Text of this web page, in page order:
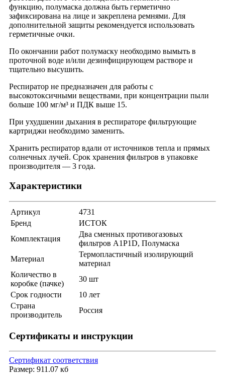
функцию, полумаска должна быть герметично
зафиксирована на лице и закреплена ремнями. Для
дополнительной защиты рекомендуется использовать
герметичные очки.
По окончании работ полумаску необходимо вымыть в
проточной воде и/или дезинфицирующем растворе и
тщательно высушить.
Респиратор не предназначен для работы с
высокотоксичными веществами, при концентрации пыли
больше 100 мг/м³ и ПДК выше 15.
При ухудшении дыхания в респираторе фильтрующие
картриджи необходимо заменить.
Хранить респиратор вдали от источников тепла и прямых
солнечных лучей. Срок хранения фильтров в упаковке
производителя — 3 года.
Характеристики
Артикул
4731
Бренд
ИСТОК
Комплектация
Два сменных противогазовых
фильтров A1P1D, Полумаска
Материал
Термопластичный изолирующий
материал
Количество в
коробке (пачке)
30 шт
Срок годности
10 лет
Страна
производитель
Россия
Сертификаты и инструкции
Сертификат соответствия
Размер: 911.07 кб